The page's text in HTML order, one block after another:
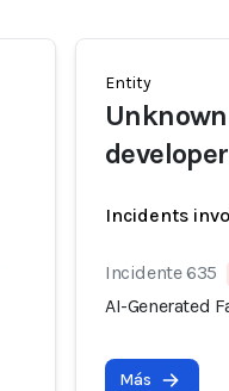
Entity
Incidents
Incidente 635
AI-Generated
Más